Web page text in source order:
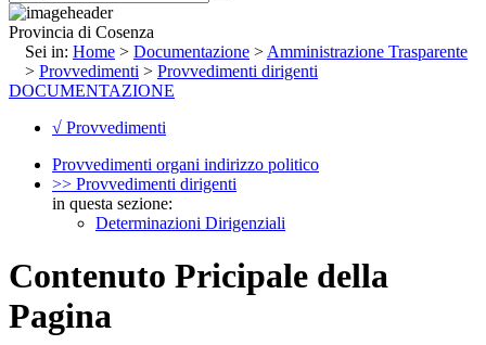
Provincia di Cosenza
Sei in: Home > Documentazione > Amministrazione Trasparente
> Provvedimenti > Provvedimenti dirigenti
DOCUMENTAZIONE
√ Provvedimenti
Provvedimenti organi indirizzo politico
>> Provvedimenti dirigenti
in questa sezione:
Determinazioni Dirigenziali
Contenuto Pricipale della
Pagina